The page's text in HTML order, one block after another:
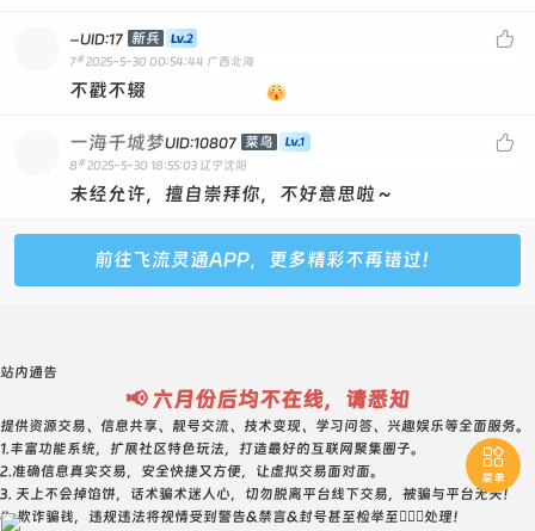

-UID:17 新兵
7# 2025-5-30 00:54:44 广西北海
不戳不辍

一海千城梦UID:10807 菜鸟
8 # 2025-5-30 18:55:03 辽宁沈阳
未经允许，擅自崇拜你，不好意思啦～
前往飞流灵通APP，更多精彩不再错过！

菜单
站内通告
📢 六月份后均不在线，请悉知
提供资源交易、信息共享、靓号交流、技术变现、学习问答、兴趣娱乐等全面服务。
1.丰富功能系统，扩展社区特色玩法，打造最好的互联网聚集圈子。
2.准确信息真实交易，安全快捷又方便，让虚拟交易面对面。
3. 天上不会掉馅饼，话术骗术迷人心，切勿脱离平台线下交易，被骗与平台无关！
4. 欺诈骗钱，违规违法将视情受到警告&禁言&封号甚至检举至👮🏻‍♀️处理！